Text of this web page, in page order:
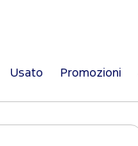
Usato Promozioni